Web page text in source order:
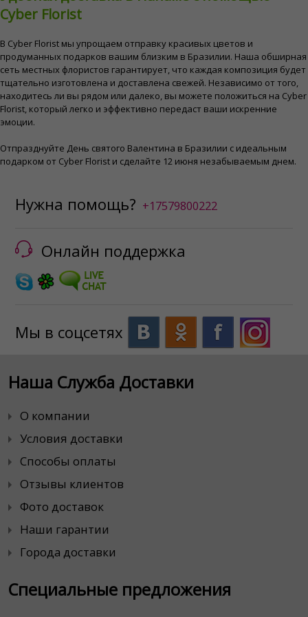
Cyber ​​Florist
В Cyber ​​Florist мы упрощаем отправку красивых цветов и
продуманных подарков вашим близким в Бразилии. Наша обширная
сеть местных флористов гарантирует, что каждая композиция будет
тщательно изготовлена ​​и доставлена ​​свежей. Независимо от того,
находитесь ли вы рядом или далеко, вы можете положиться на Cyber
​​Florist, который легко и эффективно передаст ваши искренние
эмоции.
Отпразднуйте День святого Валентина в Бразилии с идеальным
подарком от Cyber ​​Florist и сделайте 12 июня незабываемым днем.
Нужна помощь? +17579800222
Онлайн поддержка
Мы в соцсетях
Наша Служба Доставки
О компании
Условия доставки
Способы оплаты
Отзывы клиентов
Фото доставок
Наши гарантии
Города доставки
Специальные предложения